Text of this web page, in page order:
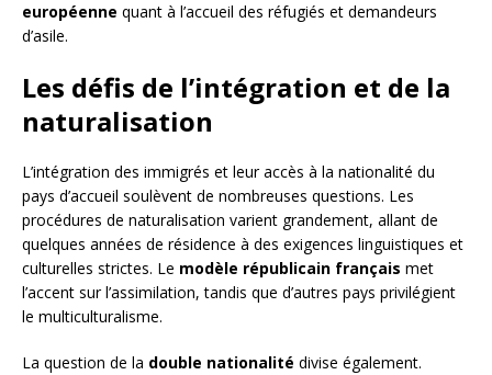
européenne quant à l’accueil des réfugiés et demandeurs
d’asile.
Les défis de l’intégration et de la
naturalisation
L’intégration des immigrés et leur accès à la nationalité du
pays d’accueil soulèvent de nombreuses questions. Les
procédures de naturalisation varient grandement, allant de
quelques années de résidence à des exigences linguistiques et
culturelles strictes. Le modèle républicain français met
l’accent sur l’assimilation, tandis que d’autres pays privilégient
le multiculturalisme.
La question de la double nationalité divise également.